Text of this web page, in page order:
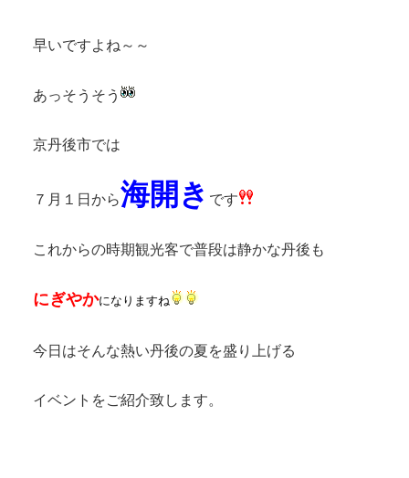
早いですよね～～
あっそうそう
京丹後市では
７月１日から海開き です
これからの時期観光客で普段は静かな丹後も
にぎやかになりますね
今日はそんな熱い丹後の夏を盛り上げる
イベントをご紹介致します。